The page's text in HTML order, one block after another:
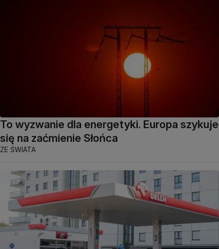
To wyzwanie dla energetyki. Europa szykuje
się na zaćmienie Słońca
ZE ŚWIATA